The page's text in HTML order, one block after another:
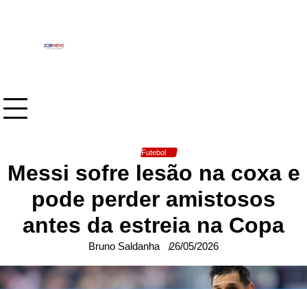
Futebol
Messi sofre lesão na coxa e
pode perder amistosos
antes da estreia na Copa
Bruno Saldanha 26/05/2026